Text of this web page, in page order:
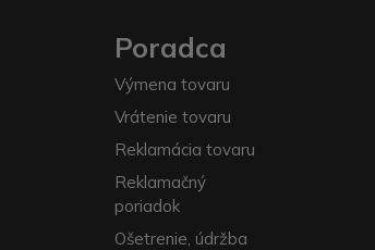
Poradca
Výmena tovaru
Vrátenie tovaru
Reklamácia tovaru
Reklamačný
poriadok
Ošetrenie, údržba